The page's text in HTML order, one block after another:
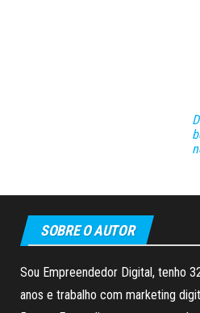
SOBRE O AUTOR
Sou Empreendedor Digital, tenho
anos e trabalho com marketing